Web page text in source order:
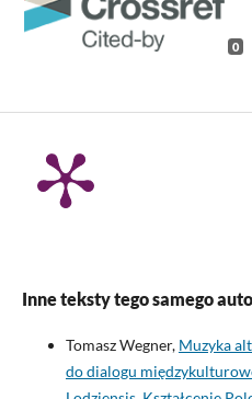
0
Inne teksty tego samego
Tomasz Wegner, Muzyka
do dialogu